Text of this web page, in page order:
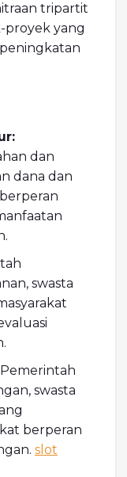
tripartit
proyek yang
dan
dana dan
swasta
Pemerintah
swasta
berperan
slot